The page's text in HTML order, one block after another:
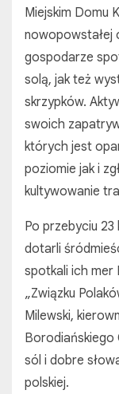
Miejskim Domu
nowopowstałej
gospodarze
solą, jak też
skrzypków.
swoich
których jest
poziomie jak i
kultywowanie
Po przebyciu
dotarli
spotkali ich mer
„Związku
Milewski,
Borodiańskiego
sól i dobre
polskiej.